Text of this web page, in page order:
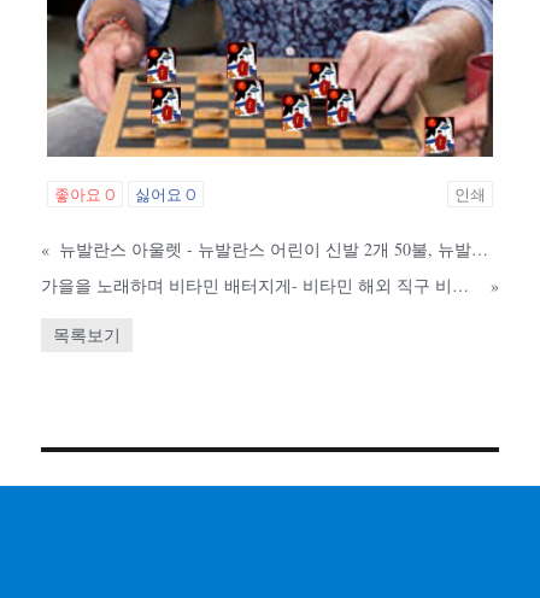
좋아요0 싫어요0 인쇄
«
뉴발란스 아울렛 - 뉴발란스 어린이 신발 2개 50불, 뉴발란스 20% 세일
가을을 노래하며 비타민 배터지게- 비타민 해외 직구 비타코스트 12% 할인 쿠폰
»
목록보기